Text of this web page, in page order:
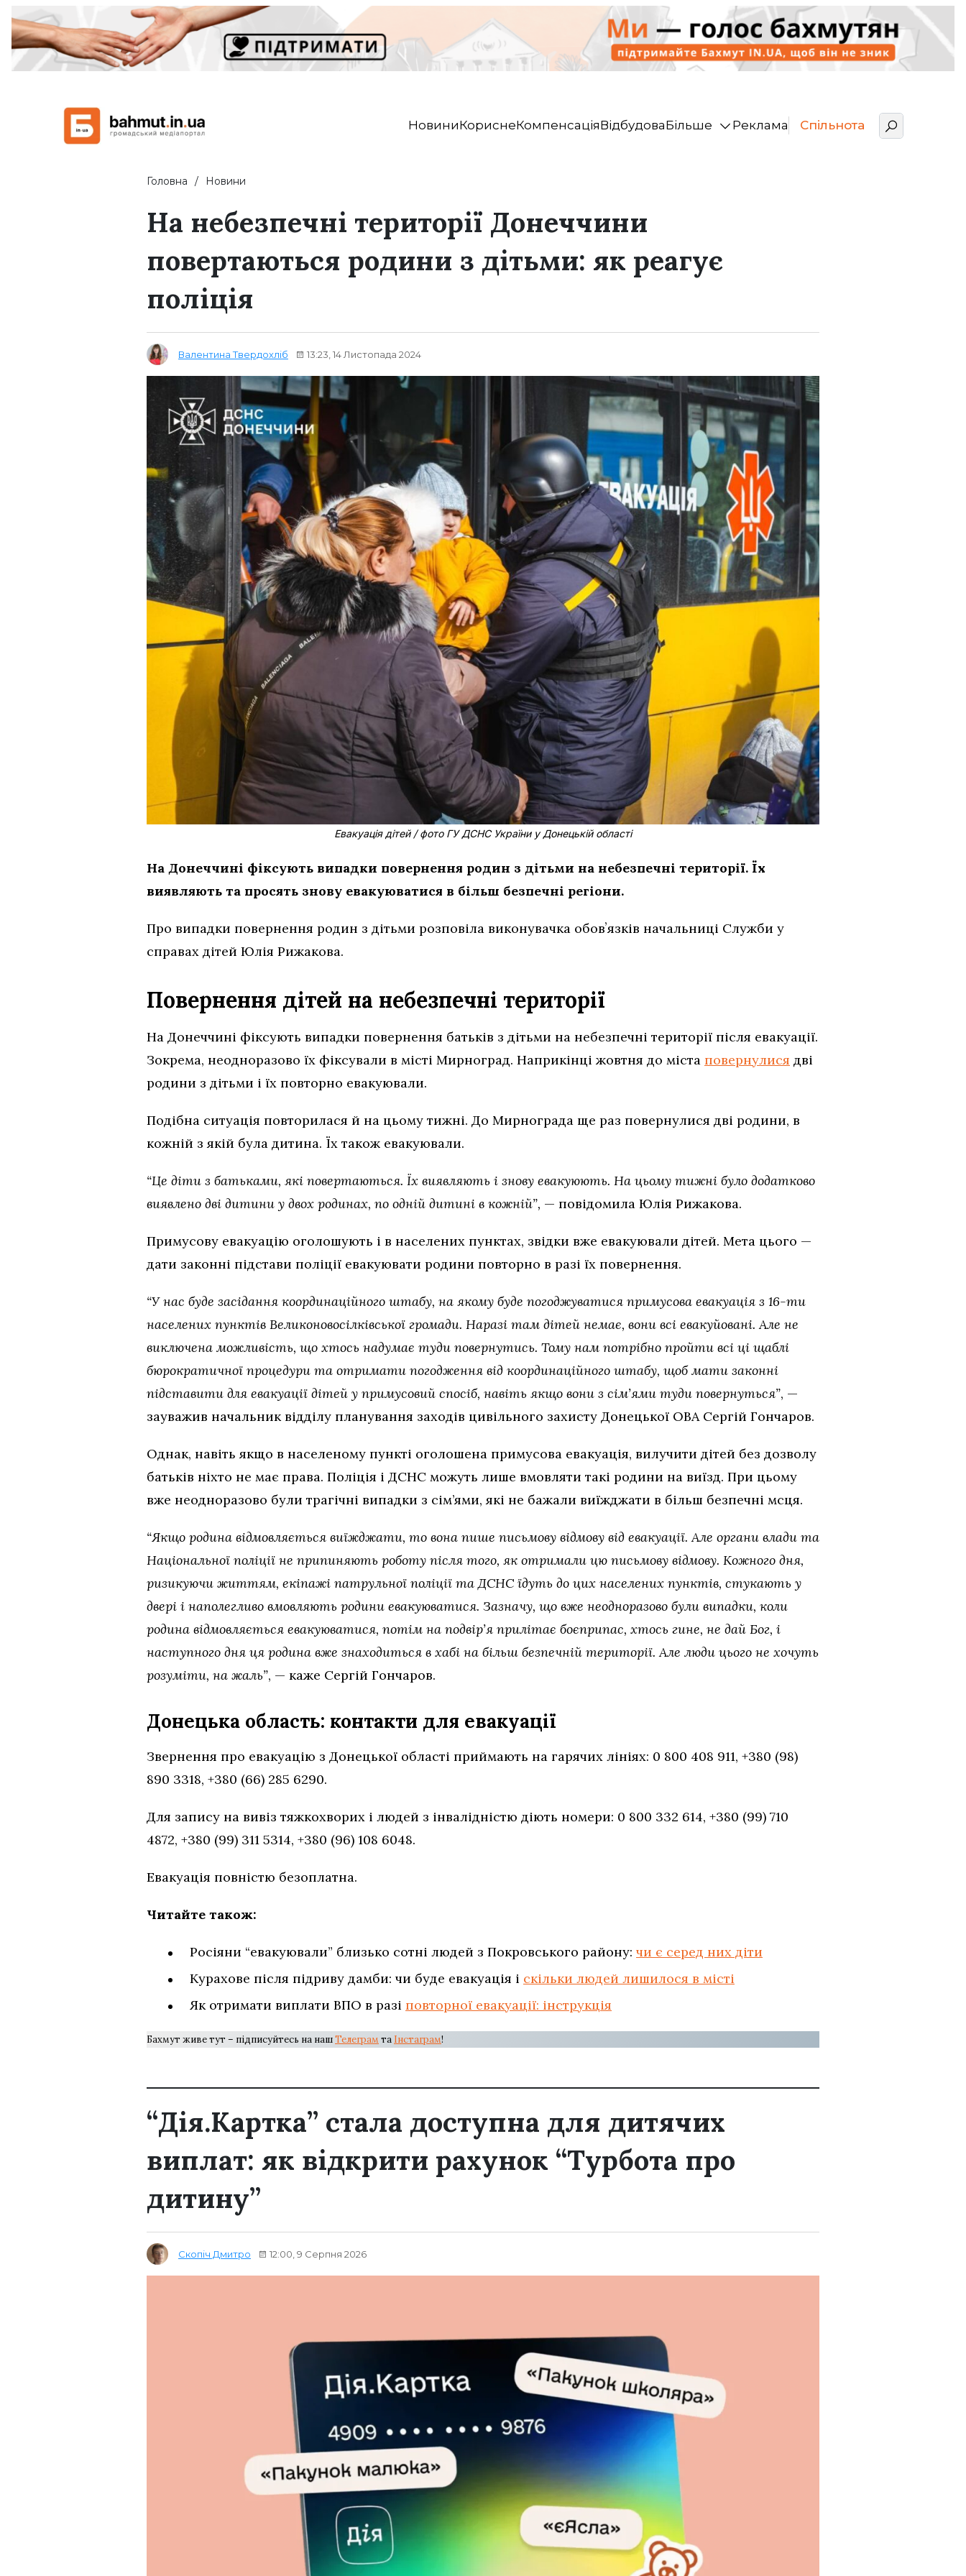
НовиниКориснеКомпенсаціяВідбудоваБільше Реклама Спільнота
Головна Новини
На небезпечні території Донеччини
повертаються родини з дітьми: як реагує
поліція
Валентина Твердохліб 13:23, 14 Листопада 2024
Евакуація дітей / фото ГУ ДСНС України у Донецькій області
На Донеччині фіксують випадки повернення родин з дітьми на небезпечні території. Їх
виявляють та просять знову евакуюватися в більш безпечні регіони.
Про випадки повернення родин з дітьми розповіла виконувачка обовʼязків начальниці Служби у
справах дітей Юлія Рижакова.
Повернення дітей на небезпечні території
На Донеччині фіксують випадки повернення батьків з дітьми на небезпечні території після евакуації.
Зокрема, неодноразово їх фіксували в місті Мирноград. Наприкінці жовтня до міста повернулися дві
родини з дітьми і їх повторно евакуювали.
Подібна ситуація повторилася й на цьому тижні. До Мирнограда ще раз повернулися дві родини, в
кожній з якій була дитина. Їх також евакуювали.
“Це діти з батьками, які повертаються. Їх виявляють і знову евакуюють. На цьому тижні було додатково
виявлено дві дитини у двох родинах, по одній дитині в кожній”, — повідомила Юлія Рижакова.
Примусову евакуацію оголошують і в населених пунктах, звідки вже евакуювали дітей. Мета цього —
дати законні підстави поліції евакуювати родини повторно в разі їх повернення.
“У нас буде засідання координаційного штабу, на якому буде погоджуватися примусова евакуація з 16-ти
населених пунктів Великоновосілківської громади. Наразі там дітей немає, вони всі евакуйовані. Але не
виключена можливість, що хтось надумає туди повернутись. Тому нам потрібно пройти всі ці щаблі
бюрократичної процедури та отримати погодження від координаційного штабу, щоб мати законні
підставити для евакуації дітей у примусовий спосіб, навіть якщо вони з сім’ями туди повернуться”, —
зауважив начальник відділу планування заходів цивільного захисту Донецької ОВА Сергій Гончаров.
Однак, навіть якщо в населеному пункті оголошена примусова евакуація, вилучити дітей без дозволу
батьків ніхто не має права. Поліція і ДСНС можуть лише вмовляти такі родини на виїзд. При цьому
вже неодноразово були трагічні випадки з сім’ями, які не бажали виїжджати в більш безпечні мсця.
“Якщо родина відмовляється виїжджати, то вона пише письмову відмову від евакуації. Але органи влади та
Національної поліції не припиняють роботу після того, як отримали цю письмову відмову. Кожного дня,
ризикуючи життям, екіпажі патрульної поліції та ДСНС їдуть до цих населених пунктів, стукають у
двері і наполегливо вмовляють родини евакуюватися. Зазначу, що вже неодноразово були випадки, коли
родина відмовляється евакуюватися, потім на подвір’я прилітає боєприпас, хтось гине, не дай Бог, і
наступного дня ця родина вже знаходиться в хабі на більш безпечній території. Але люди цього не хочуть
розуміти, на жаль”, — каже Сергій Гончаров.
Донецька область: контакти для евакуації
Звернення про евакуацію з Донецької області приймають на гарячих лініях: 0 800 408 911, +380 (98)
890 3318, +380 (66) 285 6290.
Для запису на вивіз тяжкохворих і людей з інвалідністю діють номери: 0 800 332 614, +380 (99) 710
4872, +380 (99) 311 5314, +380 (96) 108 6048.
Евакуація повністю безоплатна.
Читайте також:
Росіяни “евакуювали” близько сотні людей з Покровського району: чи є серед них діти
Курахове після підриву дамби: чи буде евакуація і скільки людей лишилося в місті
Як отримати виплати ВПО в разі повторної евакуації: інструкція
Бахмут живе тут – підписуйтесь на нашТелеграм та Інстаграм!
“Дія.Картка” стала доступна для дитячих
виплат: як відкрити рахунок “Турбота про
дитину”
Скопіч Дмитро 12:00, 9 Серпня 2026